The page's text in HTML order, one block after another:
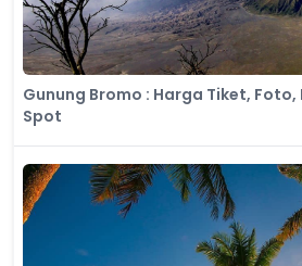
Gunung Bromo : Harga Tiket,
Spot